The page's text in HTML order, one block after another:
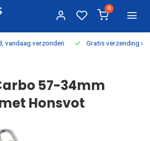
0
vandaag verzonden Gratis verzending
57-34mm
Honsvot